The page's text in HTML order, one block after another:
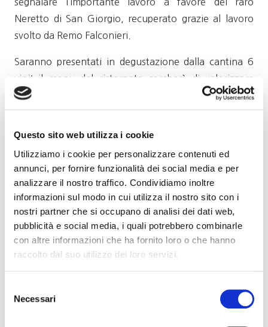
Questo sito web utilizza i cookie
Utilizziamo i cookie per personalizzare contenuti ed
annunci, per fornire funzionalità dei social media e per
analizzare il nostro traffico. Condividiamo inoltre
informazioni sul modo in cui utilizza il nostro sito con i
nostri partner che si occupano di analisi dei dati web,
pubblicità e social media, i quali potrebbero combinarle
con altre informazioni che ha fornito loro o che hanno
raccolto dal suo utilizzo dei loro servizi.
delNecessari
Neretto di San Giorgio, recuperato grazie al lavoro
svolto da Remo Falconieri.
Saranno presentati in degustazione dalla cantina 6
vini; il menu del ristorante cercherà di valorizzare
l’abbinamento.
posti con il dovuto distanziamento, presenza di
igienizzanti per le mani, le coppie che partecipano
avranno un loro singolo tavolo. Con la possibilità di
formare gruppi di amici a tavola, sempre con il
partecipare è necessario essere muniti di Green pass.
Erbaluce di Caluso Spumante “San Giorgio” 2017